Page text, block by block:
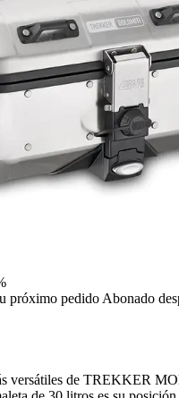
próximo pedido Abonado
versátiles de TREKKER